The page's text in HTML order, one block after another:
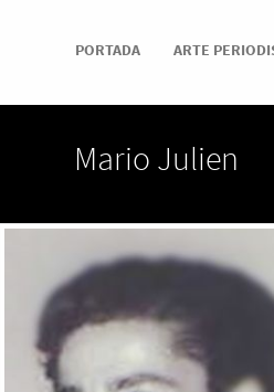
PORTADA ARTE
Mario Julien